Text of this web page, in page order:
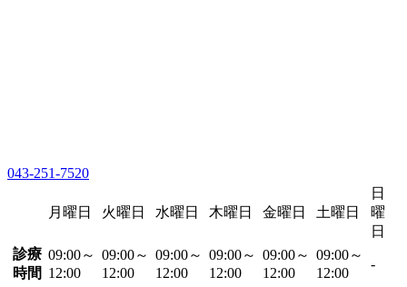
043-251-7520
月曜日 火曜日 水曜日 木曜日 金曜日 土曜日
日
曜
日
診療
時間
09:00～
12:00
09:00～
12:00
09:00～
12:00
09:00～
12:00
09:00～
12:00
09:00～
12:00
-